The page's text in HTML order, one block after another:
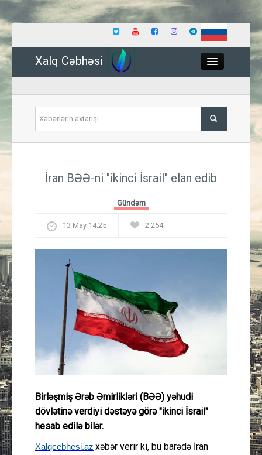
Xalq Cəbhəsi
İqtisadiyyat
Mədəniyyət
Müsahibə
Layihə
İran BƏƏ-ni "ikinci İsrail" elan edib
Gündəm
13 May 14:25 2 254
Birləşmiş Ərəb Əmirlikləri (BƏƏ) yəhudi
dövlətinə verdiyi dəstəyə görə "ikinci İsrail"
hesab edilə bilər.
Xalqcebhesi.az xəbər verir ki, bu barədə İran